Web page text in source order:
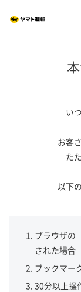
い
お客
た
以下
ブラウザの
された場合
ブックマー
30分以上操